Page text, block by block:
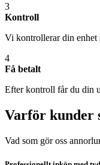
3
Kontroll
Vi kontrollerar din enhet
4
Få betalt
Efter kontroll får du din
Varför kunder
Vad som gör oss